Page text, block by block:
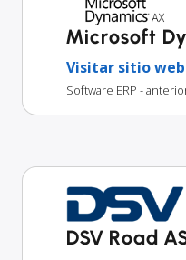
Microsoft
Visitar sitio web
Software ERP -
DSV Road